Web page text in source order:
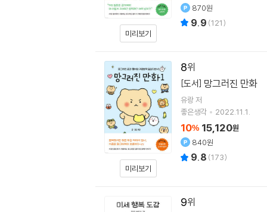
미리보기
870원
9.9 (121)
8
미리보기
[도서] 망그러진 만화
유랑저
좋은생각
2022.11.1.
10% 15,120원
840원
9.8 (173)
9